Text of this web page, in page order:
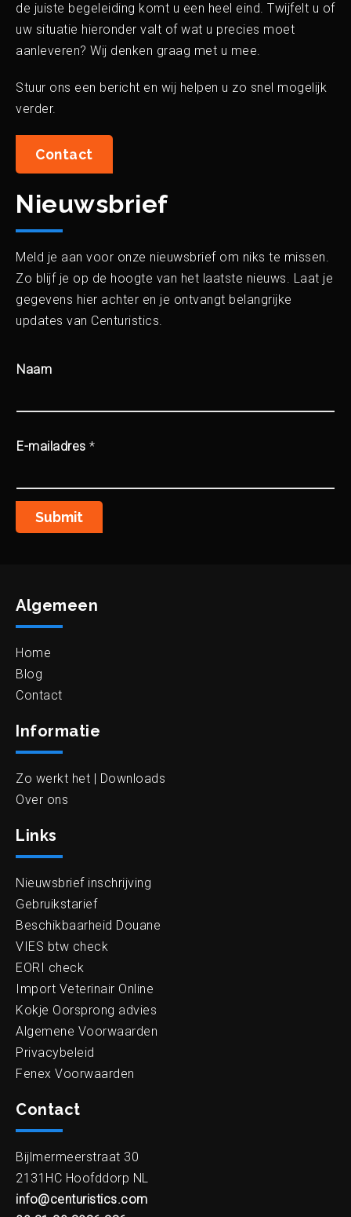
de juiste begeleiding komt u een heel eind. Twijfelt u of
uw situatie hieronder valt of wat u precies moet
aanleveren? Wij denken graag met u mee.
Stuur ons een bericht en wij helpen u zo snel mogelijk
verder.
Contact
Nieuwsbrief
Meld je aan voor onze nieuwsbrief om niks te missen.
Zo blijf je op de hoogte van het laatste nieuws. Laat je
gegevens hier achter en je ontvangt belangrijke
updates van Centuristics.
Naam
E-mailadres *
Submit
Algemeen
Home
Blog
Contact
Informatie
Zo werkt het | Downloads
Over ons
Links
Nieuwsbrief inschrijving
Gebruikstarief
Beschikbaarheid Douane
VIES btw check
EORI check
Import Veterinair Online
Kokje Oorsprong advies
Algemene Voorwaarden
Privacybeleid
Fenex Voorwaarden
Contact
Bijlmermeerstraat 30
2131HC Hoofddorp NL
info@centuristics.com